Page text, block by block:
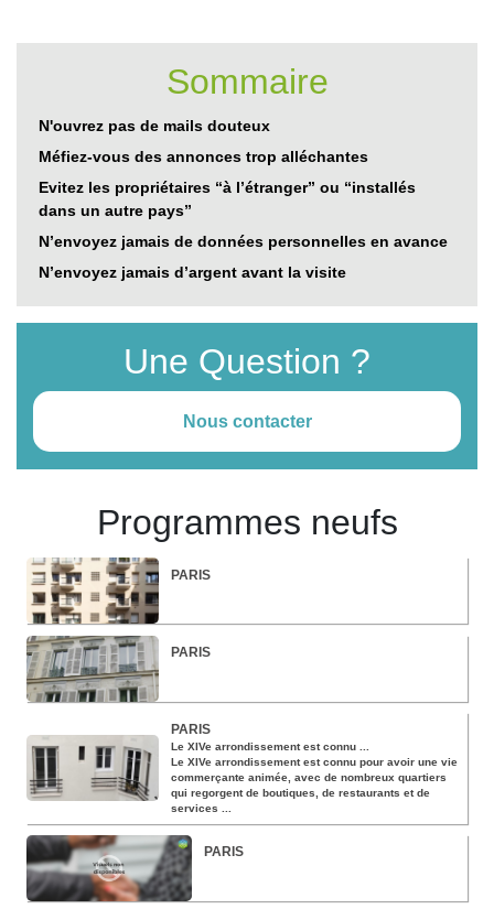
Sommaire
N'ouvrez pas de mails douteux
Méfiez-vous des annonces trop alléchantes
Evitez les propriétaires “à l’étranger” ou “installés
dans un autre pays”
N’envoyez jamais de données personnelles en avance
N’envoyez jamais d’argent avant la visite
Une Question ?
Nous contacter
Programmes neufs
PARIS
PARIS
PARIS
Le XIVe arrondissement est connu ...
Le XIVe arrondissement est connu pour avoir une vie
commerçante animée, avec de nombreux quartiers
qui regorgent de boutiques, de restaurants et de
services ...
PARIS